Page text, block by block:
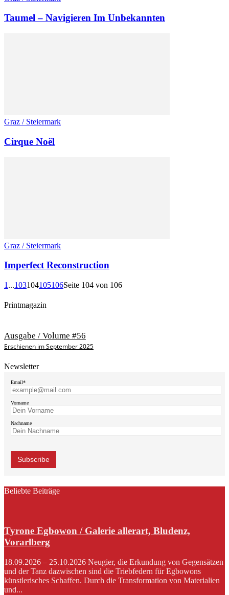
Taumel – Navigieren Im Unbekannten
Graz / Steiermark
Cirque Noël
Graz / Steiermark
Imperfect Reconstruction
1 ...103104105106Seite 104 von 106
Printmagazin
Ausgabe / Volume #56
Erschienen im September 2025
Newsletter
Email*
Vorname
Nachname
Beliebte Beiträge
Tyrone Egbowon / Galerie allerart, Bludenz,
Vorarlberg
18.09.2026 – 25.10.2026 Neugier, die Erkundung von Gegensätzen
und der Tanz dazwischen sind die Triebfedern für Egbowons
künstlerisches Schaffen. Durch die Transformation von Materialien
und...